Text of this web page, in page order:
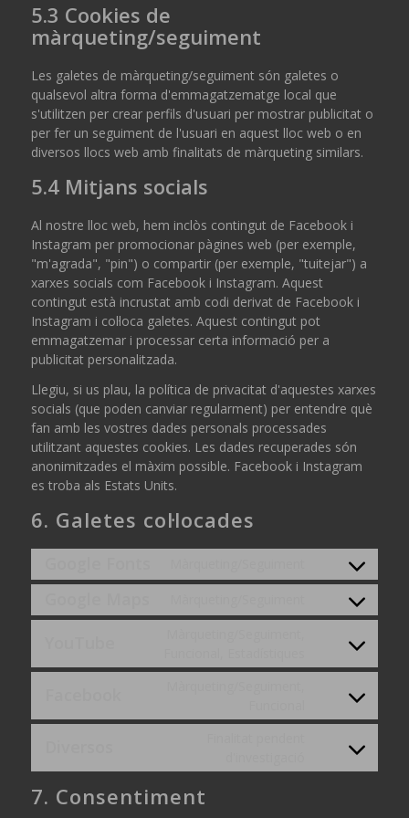
5.3 Cookies de
màrqueting/seguiment
Les galetes de màrqueting/seguiment són galetes o
qualsevol altra forma d'emmagatzematge local que
s'utilitzen per crear perfils d'usuari per mostrar publicitat o
per fer un seguiment de l'usuari en aquest lloc web o en
diversos llocs web amb finalitats de màrqueting similars.
5.4 Mitjans socials
Al nostre lloc web, hem inclòs contingut de Facebook i
Instagram per promocionar pàgines web (per exemple,
"m'agrada", "pin") o compartir (per exemple, "tuitejar") a
xarxes socials com Facebook i Instagram. Aquest
contingut està incrustat amb codi derivat de Facebook i
Instagram i col·loca galetes. Aquest contingut pot
emmagatzemar i processar certa informació per a
publicitat personalitzada.
Llegiu, si us plau, la política de privacitat d'aquestes xarxes
socials (que poden canviar regularment) per entendre què
fan amb les vostres dades personals processades
utilitzant aquestes cookies. Les dades recuperades són
anonimitzades el màxim possible. Facebook i Instagram
es troba als Estats Units.
6. Galetes col·locades
Consent
service
Consent
service
google-
Consent
to
service
Consent
to
service
Consent
to
7. Consentiment